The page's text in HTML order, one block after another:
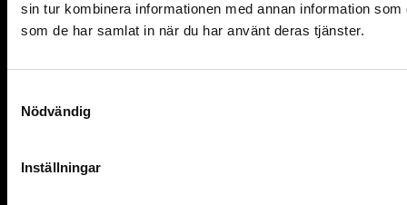
sin tur kombinera informationen med annan information
som de har samlat in när du har använt deras tjänster.
Nödvändig
Inställningar
Links
For Partners